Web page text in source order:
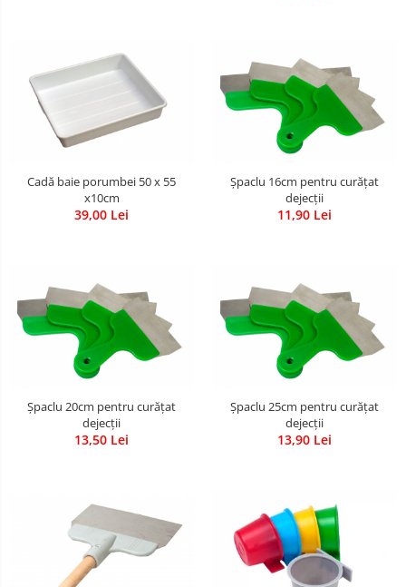
Cadă baie porumbei 50 x 55
x10cm
39,00 Lei
Șpaclu 16cm pentru curățat
dejecții
11,90 Lei
Șpaclu 20cm pentru curățat
dejecții
13,50 Lei
Șpaclu 25cm pentru curățat
dejecții
13,90 Lei